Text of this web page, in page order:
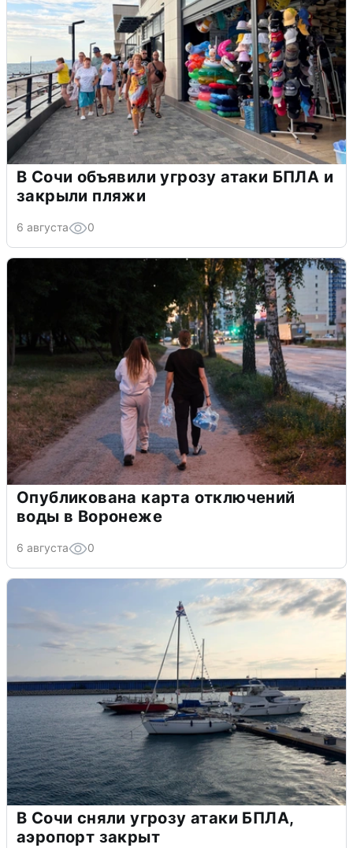
В Сочи объявили угрозу атаки БПЛА и
закрыли пляжи
6 августа 0
Опубликована карта отключений
воды в Воронеже
6 августа 0
В Сочи сняли угрозу атаки БПЛА,
аэропорт закрыт